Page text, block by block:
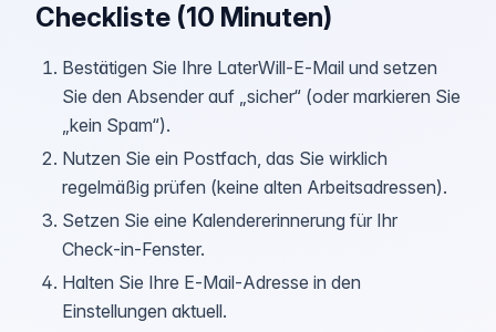
Checkliste (10 Minuten)
Bestätigen Sie Ihre LaterWill‑E‑Mail und setzen
Sie den Absender auf „sicher“ (oder markieren Sie
„kein Spam“).
Nutzen Sie ein Postfach, das Sie wirklich
regelmäßig prüfen (keine alten Arbeitsadressen).
Setzen Sie eine Kalendererinnerung für Ihr
Check‑in‑Fenster.
Halten Sie Ihre E‑Mail‑Adresse in den
Einstellungen aktuell.